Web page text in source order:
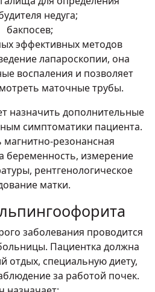
недуга;
бакпосев;
эффективных методов
лапароскопии, она
воспаления и позволяет
маточные трубы.
назначить дополнительные
симптоматики пациента.
резонансная
беременность, измерение
рентгенологическое
матки.
заболевания проводится
Пациентка должна
отдых, специальную диету,
за работой почек.